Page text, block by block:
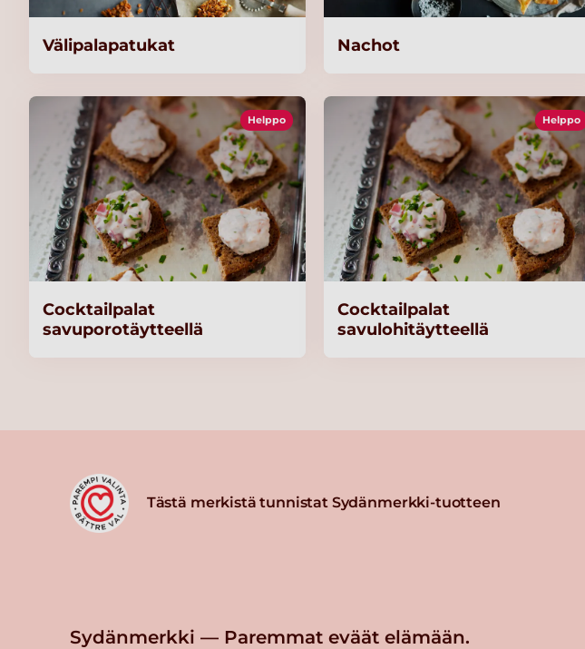
Välipalapatukat Nachot
Helppo
Cocktailpalat
savuporotäytteellä
Helppo
Cocktailpalat
savulohitäytteellä
Tästä merkistä tunnistat Sydänmerkki-tuotteen
Sydänmerkki — Paremmat eväät elämään.